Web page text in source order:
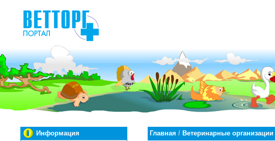
Информация Главная / Ветеринарные организации